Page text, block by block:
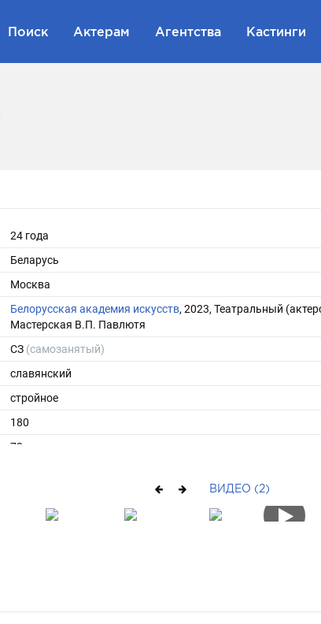
Поиск Актерам Агентства Кастинги
24 года
Беларусь
Москва
Белорусская академия искусств, 2023, Театральный
Мастерская В.П. Павлютя
СЗ (самозанятый)
славянский
стройное
180
73
средние
ВИДЕО (2)